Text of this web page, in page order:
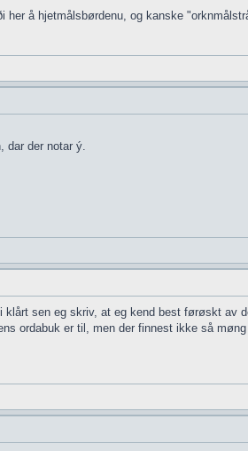
å hjetmålsbørdenu, og kanske
dar der notar ý.
sen eg skriv, at eg kend best førøskt av
ordabuk er til, men der finnest ikke så